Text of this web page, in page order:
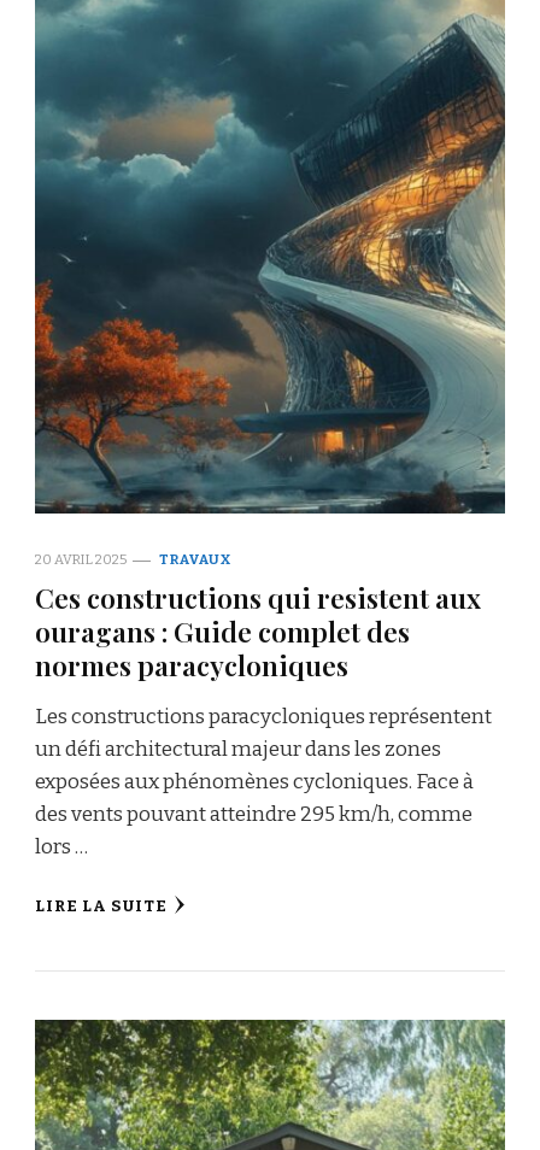
20 AVRIL 2025 TRAVAUX
Ces constructions qui resistent aux
ouragans : Guide complet des
normes paracycloniques
Les constructions paracycloniques représentent
un défi architectural majeur dans les zones
exposées aux phénomènes cycloniques. Face à
des vents pouvant atteindre 295 km/h, comme
lors …
LIRE LA SUITE